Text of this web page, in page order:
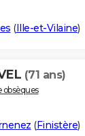
(Ille-et-Vilaine)
(71 ans)
(Finistère)